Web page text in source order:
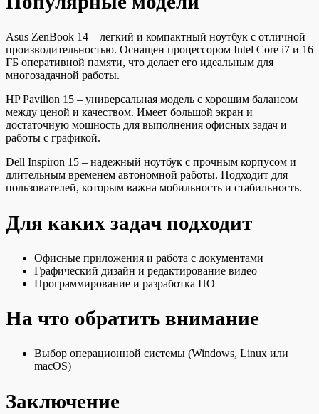
Asus ZenBook 14 – легкий и компактный ноутбук с отличной
производительностью. Оснащен процессором Intel Core i7 и 16
ГБ оперативной памяти, что делает его идеальным для
многозадачной работы.
HP Pavilion 15 – универсальная модель с хорошим балансом
между ценой и качеством. Имеет большой экран и
достаточную мощность для выполнения офисных задач и
работы с графикой.
Dell Inspiron 15 – надежный ноутбук с прочным корпусом и
длительным временем автономной работы. Подходит для
пользователей, которым важна мобильность и стабильность.
Для каких задач подходит
Офисные приложения и работа с документами
Графический дизайн и редактирование видео
Программирование и разработка ПО
На что обратить внимание
Выбор операционной системы (Windows, Linux или
macOS)
Заключение